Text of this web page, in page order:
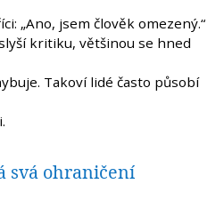
„Ano, jsem člověk omezený.“
kritiku, většinou se hned
Takoví lidé často působí
svá ohraničení